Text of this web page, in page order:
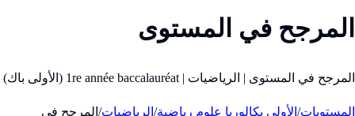
المرجح في المستوى
المرجح في المستوى | الرياضيات | 1re année baccalauréat (الأولى باك)
المستويات/ الأولى بكالوريا علوم رياضية/ الرياضيات/ المرجح في